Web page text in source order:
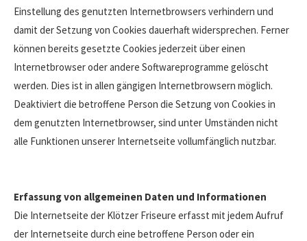
Einstellung des genutzten Internetbrowsers verhindern und
damit der Setzung von Cookies dauerhaft widersprechen. Ferner
können bereits gesetzte Cookies jederzeit über einen
Internetbrowser oder andere Softwareprogramme gelöscht
werden. Dies ist in allen gängigen Internetbrowsern möglich.
Deaktiviert die betroffene Person die Setzung von Cookies in
dem genutzten Internetbrowser, sind unter Umständen nicht
alle Funktionen unserer Internetseite vollumfänglich nutzbar.
Erfassung von allgemeinen Daten und Informationen
Die Internetseite der Klötzer Friseure erfasst mit jedem Aufruf
der Internetseite durch eine betroffene Person oder ein